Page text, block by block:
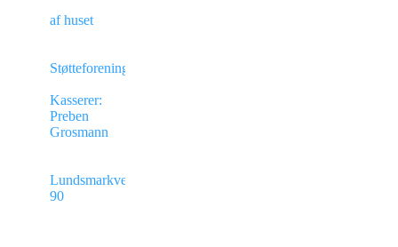
af huset
Støtteforening
Kasserer:
Preben
Grosmann
Lundsmarkvej
90